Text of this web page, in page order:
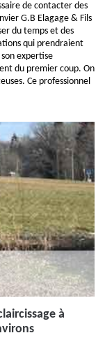
de contacter des
G.B Elagage & Fils
du temps et des
qui prendraient
expertise
du premier coup. On
Ce professionnel
à